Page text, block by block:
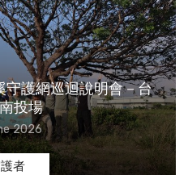
護網巡迴說明會－台
投場
2026
者